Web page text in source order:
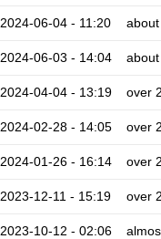
2024-06-04 - 11:20
2024-06-03 - 14:04
2024-04-04 - 13:19 over
2024-02-28 - 14:05 over
2024-01-26 - 16:14 over
2023-12-11 - 15:19 over
2023-10-12 - 02:06